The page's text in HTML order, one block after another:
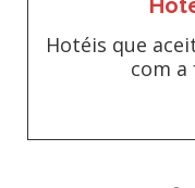
Hotéis que
com